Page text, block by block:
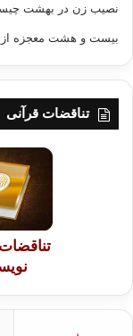
نصیب زن در بهشت
بیست و هشت معجزه
تناقضات قرآنی